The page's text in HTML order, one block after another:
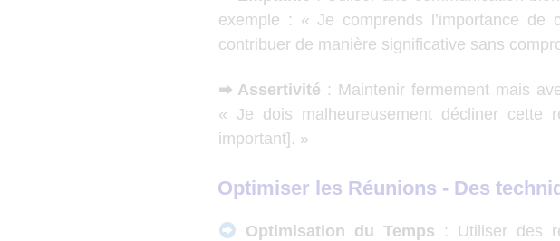
exemple : « Je comprends l’importance
contribuer de manière significative sans
➡ Assertivité : Maintenir fermement mais
« Je dois malheureusement décliner cette
important]. »
Optimiser les Réunions - Des
Optimisation du Temps : Utiliser des